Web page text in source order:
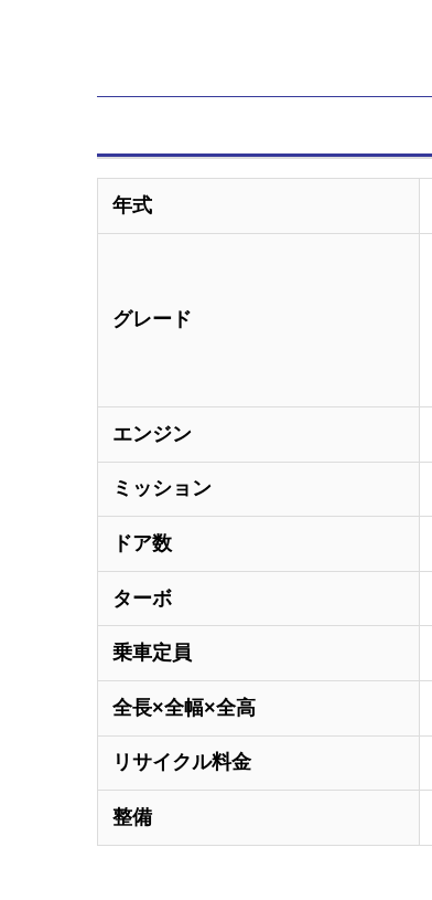
年式
グレード
エンジン
ミッション
ドア数
ターボ
乗車定員
全長×全幅×全高
リサイクル料金
整備